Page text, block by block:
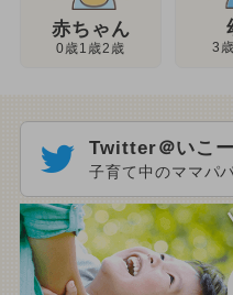
赤ちゃん
0歳1歳2歳 3
Twitter＠いこ
子育て中のママパ